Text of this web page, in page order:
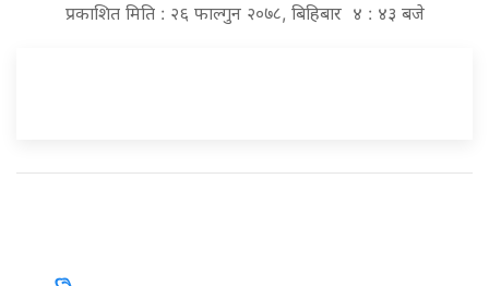
प्रकाशित मिति : २६ फाल्गुन २०७८, बिहिबार ४ : ४३ बजे